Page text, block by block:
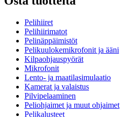
Pelihiiret
Pelihiirimatot
Pelinäppäimistöt
Pelikuulokemikrofonit ja ääni
Kilpaohjauspyörät
Mikrofonit
Lento- ja maatilasimulaatio
Kamerat ja valaistus
Pilvipelaaminen
Peliohjaimet ja muut ohjaimet
Pelikalusteet